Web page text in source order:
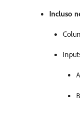
Incluso
A
B